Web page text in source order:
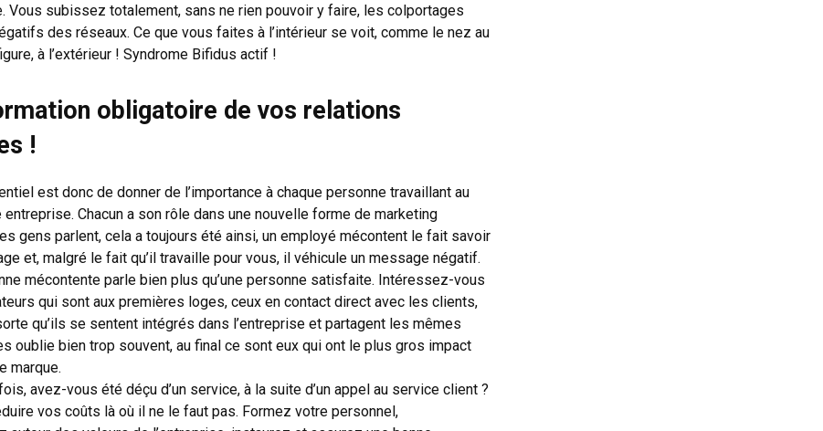
Vous subissez totalement, sans ne rien pouvoir y faire, les colportages
des réseaux. Ce que vous faites à l’intérieur se voit, comme le nez au
à l’extérieur ! Syndrome Bifidus actif !
obligatoire de vos relations
!
est donc de donner de l’importance à chaque personne travaillant au
Chacun a son rôle dans une nouvelle forme de marketing
gens parlent, cela a toujours été ainsi, un employé mécontent le fait savoir
et, malgré le fait qu’il travaille pour vous, il véhicule un message négatif.
mécontente parle bien plus qu’une personne satisfaite. Intéressez-vous
qui sont aux premières loges, ceux en contact direct avec les clients,
qu’ils se sentent intégrés dans l’entreprise et partagent les mêmes
oublie bien trop souvent, au final ce sont eux qui ont le plus gros impact
marque.
avez-vous été déçu d’un service, à la suite d’un appel au service client ?
vos coûts là où il ne le faut pas. Formez votre personnel,